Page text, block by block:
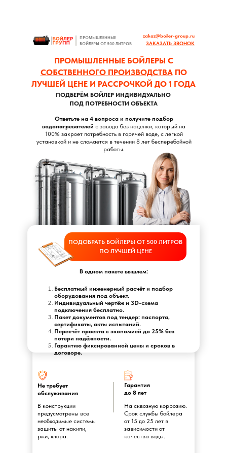
Ответьте на 4 вопроса и получите подбор
водонагревателей с завода без наценки, который на
100% закроет потребность в горячей воде, с легкой
установкой и не сломается в течении 8 лет бесперебойной
работы.
В одном пакете вышлем:
Бесплатный инженерный расчёт и подбор
оборудования под объект.
Индивидуальный чертёж и 3D-схема
подключения бесплатно.
Пакет документов под тендер: паспорта,
сертификаты, акты испытаний.
Пересчёт проекта с экономией до 25% без
потери надёжности.
Гарантию фиксированной цены и сроков в
договоре.
ПРОМЫШЛЕННЫЕ БОЙЛЕРЫ С
СОБСТВЕННОГО ПРОИЗВОДСТВАПО
ЛУЧШЕЙ ЦЕНЕ И РАССРОЧКОЙ ДО 1 ГОДА
ПОДБЕРЁМ БОЙЛЕР ИНДИВИДУАЛЬНО
ПОД ПОТРЕБНОСТИ ОБЪЕКТА
Не требует
обслуживания
В конструкции
предусмотрены все
необходимые системы
защиты от накипи,
ржи, хлора.
Гарантия
до 8 лет
ПРОМЫШЛЕННЫЕ
БОЙЛЕРЫ ОТ 500 ЛИТРОВ
На сквозную коррозию.
Срок службы бойлера
от 15 до 25 лет в
зависимости от
качества воды.
zakaz@boiler-group.ru
ЗАКАЗАТЬ ЗВОНОК
ПОДОБРАТЬ БОЙЛЕРЫ ОТ 500 ЛИТРОВ
ПО ЛУЧШЕЙ ЦЕНЕ